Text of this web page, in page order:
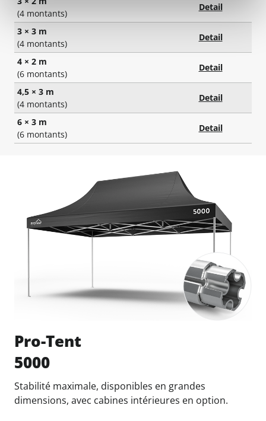
(4 montants)
Detail
3 × 3 m
(4 montants)
Detail
4 × 2 m
(6 montants)
Detail
4,5 × 3 m
(4 montants)
Detail
6 × 3 m
(6 montants)
Detail
Pro-Tent
5000
Stabilité maximale, disponibles en grandes
dimensions, avec cabines intérieures en option.